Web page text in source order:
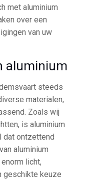
met aluminium
over een
van uw
aluminium
steeds
materialen,
Zoals wij
is aluminium
dat ontzettend
aluminium
licht,
geschikte keuze